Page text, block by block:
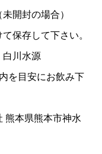
開封の場合）
保存して下さい。
白川水源
を目安にお飲み下
熊本県熊本市神水